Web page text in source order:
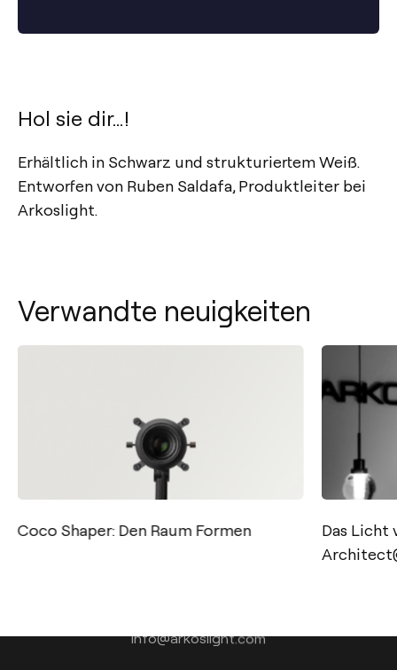
Hol sie dir…!
Erhältlich in Schwarz und strukturiertem Weiß.
Entworfen von Ruben Saldafa, Produktleiter bei
Arkoslight.
Verwandte neuigkeiten
Coco Shaper: Den Raum Formen
Das
Kontakt
info@arkoslight.com